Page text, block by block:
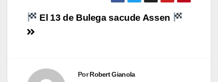
Navegación
de
El 13 de Bulega sacude Assen
PorRobert Gianola